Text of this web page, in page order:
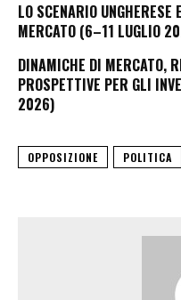
LO SCENARIO
MERCATO (6–11 LUGLIO
DINAMICHE DI MERCATO,
PROSPETTIVE PER GLI
2026)
OPPOSIZIONE POLITICA